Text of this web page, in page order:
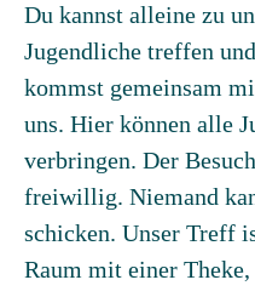
Du kannst alleine zu
Jugendliche treffen
kommst gemeinsam
uns. Hier können alle
verbringen. Der
freiwillig. Niemand
schicken. Unser Treff
Raum mit einer